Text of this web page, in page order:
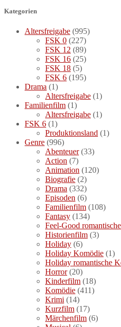
Kategorien
Altersfreigabe (995)
FSK 0 (227)
FSK 12 (89)
FSK 16 (25)
FSK 18 (5)
FSK 6 (195)
Drama (1)
Altersfreigabe (1)
Familienfilm (1)
Altersfreigabe (1)
FSK 6 (1)
Produktionsland (1)
Genre (996)
Abenteuer(33)
Action (7)
Animation (120)
Biografie (2)
Drama (332)
Episoden (6)
Familienfilm (108)
Fantasy (134)
Feel-Good
Historienfilm (3)
Holiday (6)
Holiday Komödie (1)
Holiday romantische
Horror(20)
Kinderfilm (18)
Komödie (411)
Krimi (14)
Kurzfilm (17)
Märchenfilm (6)